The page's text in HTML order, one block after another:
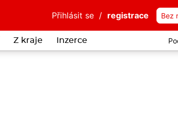
Přihlásit se / registrace Bez
Z kraje Inzerce